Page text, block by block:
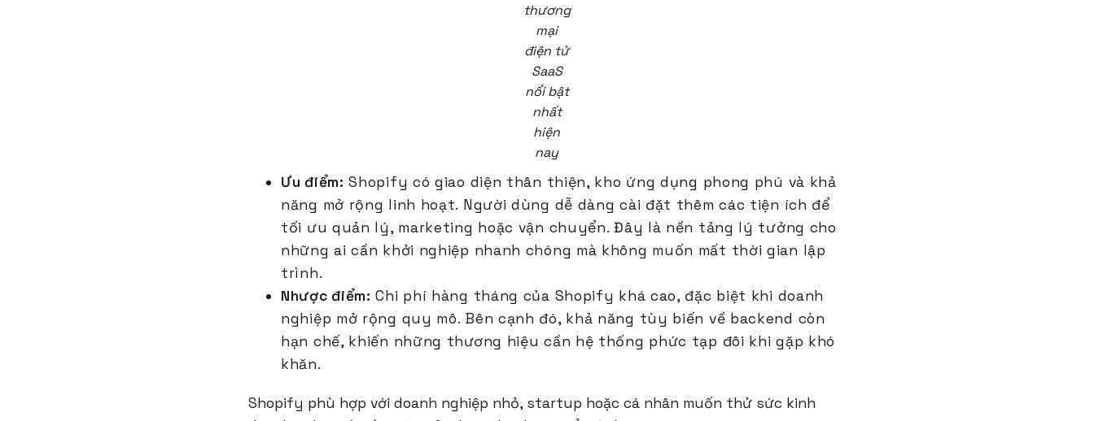
thương
mại
điện tử
SaaS
nổi bật
nhất
hiện
nay
Ưu điểm: Shopify có giao diện thân thiện, kho ứng dụng phong phú và khả
năng mở rộng linh hoạt. Người dùng dễ dàng cài đặt thêm các tiện ích để
tối ưu quản lý, marketing hoặc vận chuyển. Đây là nền tảng lý tưởng cho
những ai cần khởi nghiệp nhanh chóng mà không muốn mất thời gian lập
trình.
Nhược điểm: Chi phí hàng tháng của Shopify khá cao, đặc biệt khi doanh
nghiệp mở rộng quy mô. Bên cạnh đó, khả năng tùy biến về backend còn
hạn chế, khiến những thương hiệu cần hệ thống phức tạp đôi khi gặp khó
khăn.
Shopify phù hợp với doanh nghiệp nhỏ, startup hoặc cá nhân muốn thử sức kinh